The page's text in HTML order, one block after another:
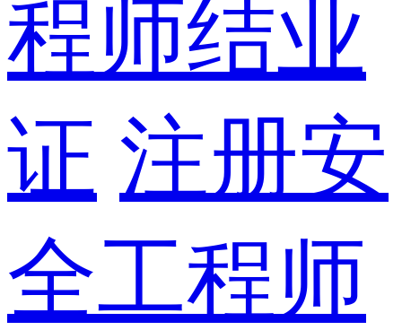
程师结业
证 注册安
全工程师